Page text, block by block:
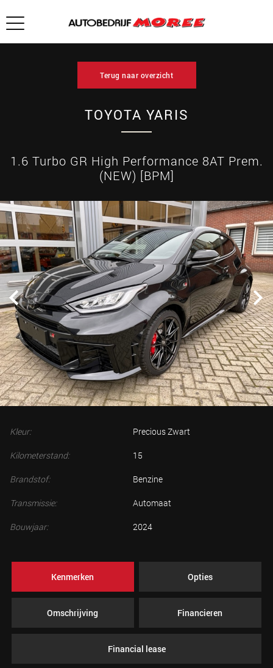
Terug naar overzicht
TOYOTA YARIS
1.6 Turbo GR High Performance 8AT Prem.
(NEW) [BPM]
Kleur: Precious Zwart
Kilometerstand: 15
Brandstof: Benzine
Transmissie: Automaat
Bouwjaar: 2024
Kenmerken Opties
Omschrijving Financieren
Financial lease